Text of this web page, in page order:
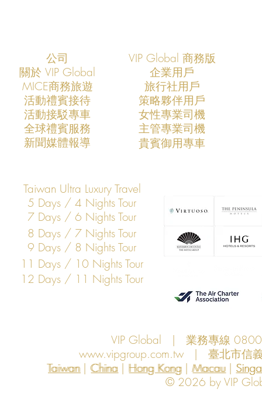
公司
VIP Global 商務版
關於 VIP Global
企業用戶
​MICE商務旅遊
旅行社用戶
​活動禮賓接待
策略夥伴用戶
活動接駁專車
​全球禮賓服務
​新聞媒體報導
​女性專業司機
​主管專業司機
​貴賓御用專車
Taiwan Ultra Luxury Travel
5 Days / 4 Nights Tour
7 Days / 6 Nights Tour
8 Days / 7 Nights Tour
9 Days / 8 Nights Tour
11 Days / 10 Nights Tour
12 Days / 11 Nights Tour
VIP Global | 業務專線
www.vipgroup.com.tw | 臺北市信
Taiwan | China | Hong Kong | Macau |
Hong Kong
China Macau
Taiwan
© 2026 by VIP